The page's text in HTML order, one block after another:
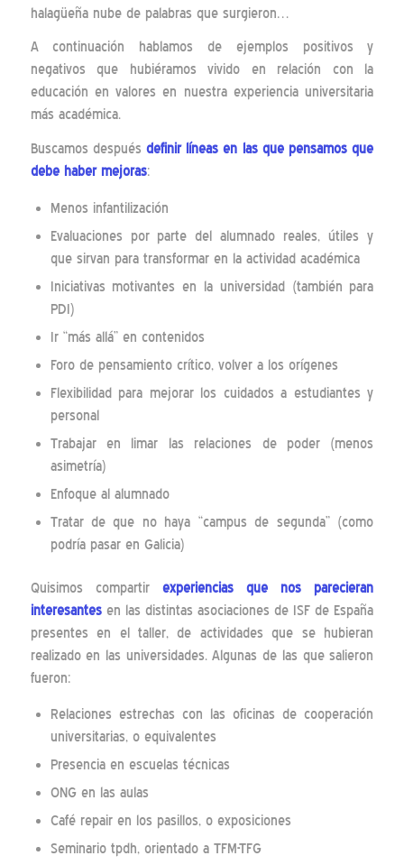
halagüeña nube de palabras que surgieron…
A continuación hablamos de ejemplos positivos y
negativos que hubiéramos vivido en relación con la
educación en valores en nuestra experiencia universitaria
más académica.
Buscamos despuésdefinir líneas en las que pensamos que
debe haber mejoras:
Menos infantilización
Evaluaciones por parte del alumnado reales, útiles y
que sirvan para transformar en la actividad académica
Iniciativas motivantes en la universidad (también para
PDI)
Ir “más allá” en contenidos
Foro de pensamiento crítico, volver a los orígenes
Flexibilidad para mejorar los cuidados a estudiantes y
personal
Trabajar en limar las relaciones de poder (menos
asimetría)
Enfoque al alumnado
Tratar de que no haya “campus de segunda” (como
podría pasar en Galicia)
Quisimos compartir experiencias que nos parecieran
interesantesen las distintas asociaciones de ISF de España
presentes en el taller, de actividades que se hubieran
realizado en las universidades. Algunas de las que salieron
fueron:
Relaciones estrechas con las oficinas de cooperación
universitarias, o equivalentes
Presencia en escuelas técnicas
ONG en las aulas
Café repair en los pasillos, o exposiciones
Seminario tpdh, orientado a TFM-TFG